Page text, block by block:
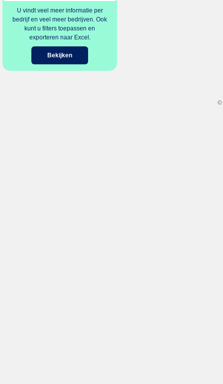
U vindt veel meer informatie per
bedrijf en veel meer bedrijven. Ook
kunt u filters toepassen en
exporteren naar Excel.
Bekijken
©